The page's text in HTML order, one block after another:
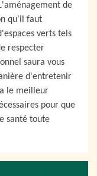
de
qu'il faut
verts tels
respecter
saura vous
d'entretenir
le meilleur
pour que
santé toute